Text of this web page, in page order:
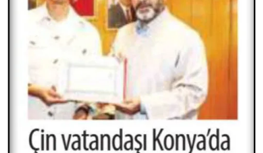
Sinop Müftülüğü
Sivas Müftülüğü
Şanlıurfa Müftülüğü
Şırnak Müftülüğü